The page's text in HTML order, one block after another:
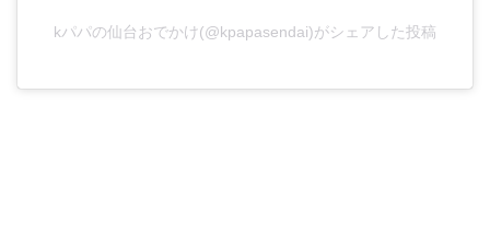
kパパの仙台おでかけ(@kpapasendai)がシェアした投稿